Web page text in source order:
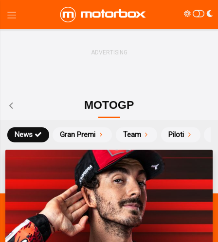
MOTOGP
News Gran Premi Team Piloti